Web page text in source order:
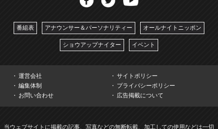
番組表 アナウンサー＆パーソナリティー オールナイトニッポン
ショウアップナイター イベント
運営会社
サイトポリシー
編集体制
プライバシーポリシー
お問い合わせ
広告掲載について
当ウェブサイトに掲載の記事、写真などの無断転載、加工しての使用などは一切